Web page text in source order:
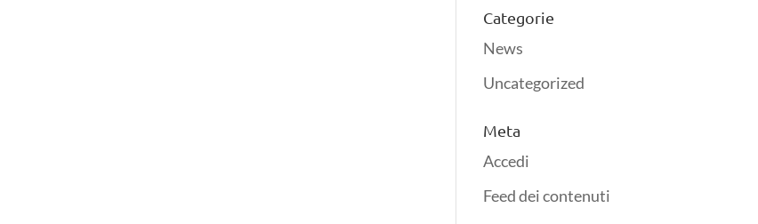
Categorie
News
Uncategorized
Meta
Accedi
Feed dei contenuti